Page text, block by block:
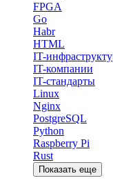
FPGA
Go
Habr
HTML
IT-
IT-компании
IT-стандарты
Linux
Nginx
PostgreSQL
Python
Raspberry Pi
Rust
Показать еще